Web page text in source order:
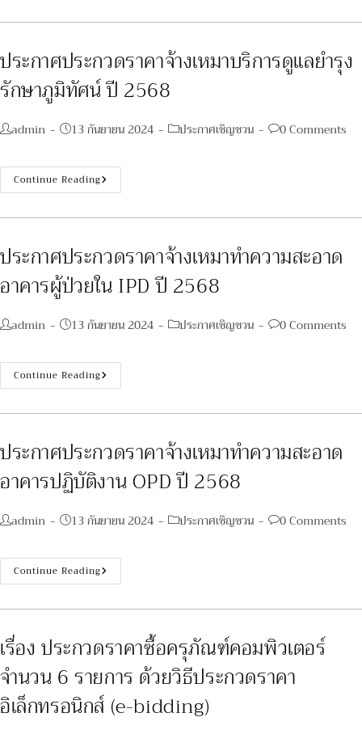
จ้าง
อาหาร
ปรุง
สำเร็จ
สำหรับ
ผู้
ปี
ประกาศประกวดราคาจ้างเหมาบริการดูแลยำรุง
รักษาภูมิทัศน์ ปี 2568
Postadmin
Post13 กันยายน 2024
Postประกาศเชิญชวน
Post0 Comments
Continue Readingประกาศ
ประกวด
จ้าง
ดูแล
ยำ
รักษา
ภูมิ
2568
ประกาศประกวดราคาจ้างเหมาทำความสะอาด
อาคารผู้ป่วยใน IPD ปี 2568
Postadmin
Post13 กันยายน 2024
Postประกาศเชิญชวน
Post0 Comments
Continue Readingประกาศ
ประกวด
จ้าง
สะอาด
อาคาร
ป่วย
ใน
2568
ประกาศประกวดราคาจ้างเหมาทำความสะอาด
อาคารปฏิบัติงาน OPD ปี 2568
Postadmin
Post13 กันยายน 2024
Postประกาศเชิญชวน
Post0 Comments
Continue Readingประกาศ
ประกวด
จ้าง
สะอาด
อาคาร
งาน
OPD
ปี
2568
เรื่อง ประกวดราคาซื้อครุภัณฑ์คอมพิวเตอร์
จำนวน 6 รายการ ด้วยวิธีประกวดราคา
อิเล็กทรอนิกส์ (e-bidding)